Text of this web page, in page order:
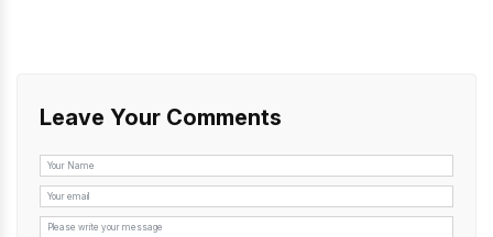
Leave Your Comments